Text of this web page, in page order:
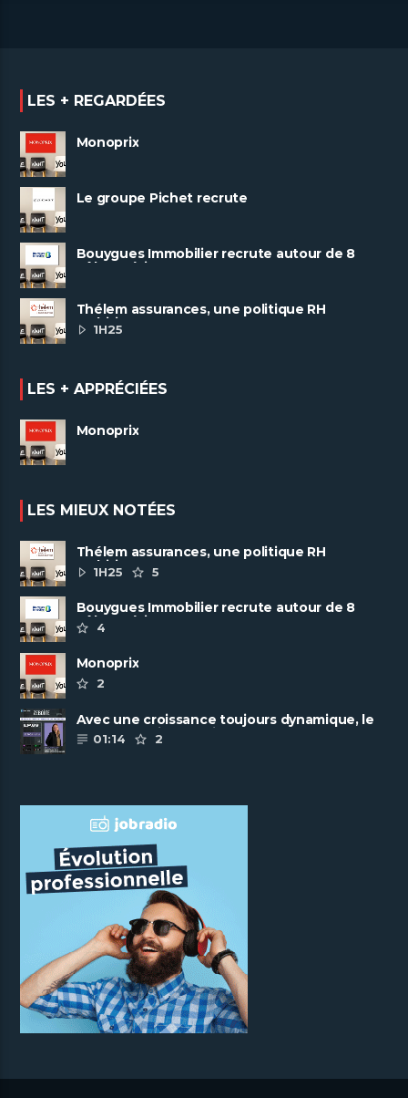
LES + REGARDÉES
Monoprix
Le groupe Pichet recrute
Bouygues Immobilier recrute autour de 8
pôles métiers
Thélem assurances, une politique RH
ambitieuse
1H25
LES + APPRÉCIÉES
Monoprix
LES MIEUX NOTÉES
Thélem assurances, une politique RH
ambitieuse
1H25 5
Bouygues Immobilier recrute autour de 8
pôles métiers
4
Monoprix
2
Avec une croissance toujours dynamique, le
groupe Scalian continue de ......
01:14 2